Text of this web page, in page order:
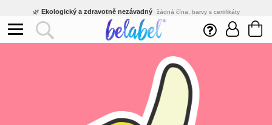
Ekologický a zdravotně nezávadný žádná čína, barvy s certifikáty
Inovativní výroba vlastní vývoj, nejnovější technologie
Rychlé dodání expedujeme do 24h
velké množstevní slevy
jsme přímý výrobce, žádný zprostředkovatel
tisíce spokojených zákazníků